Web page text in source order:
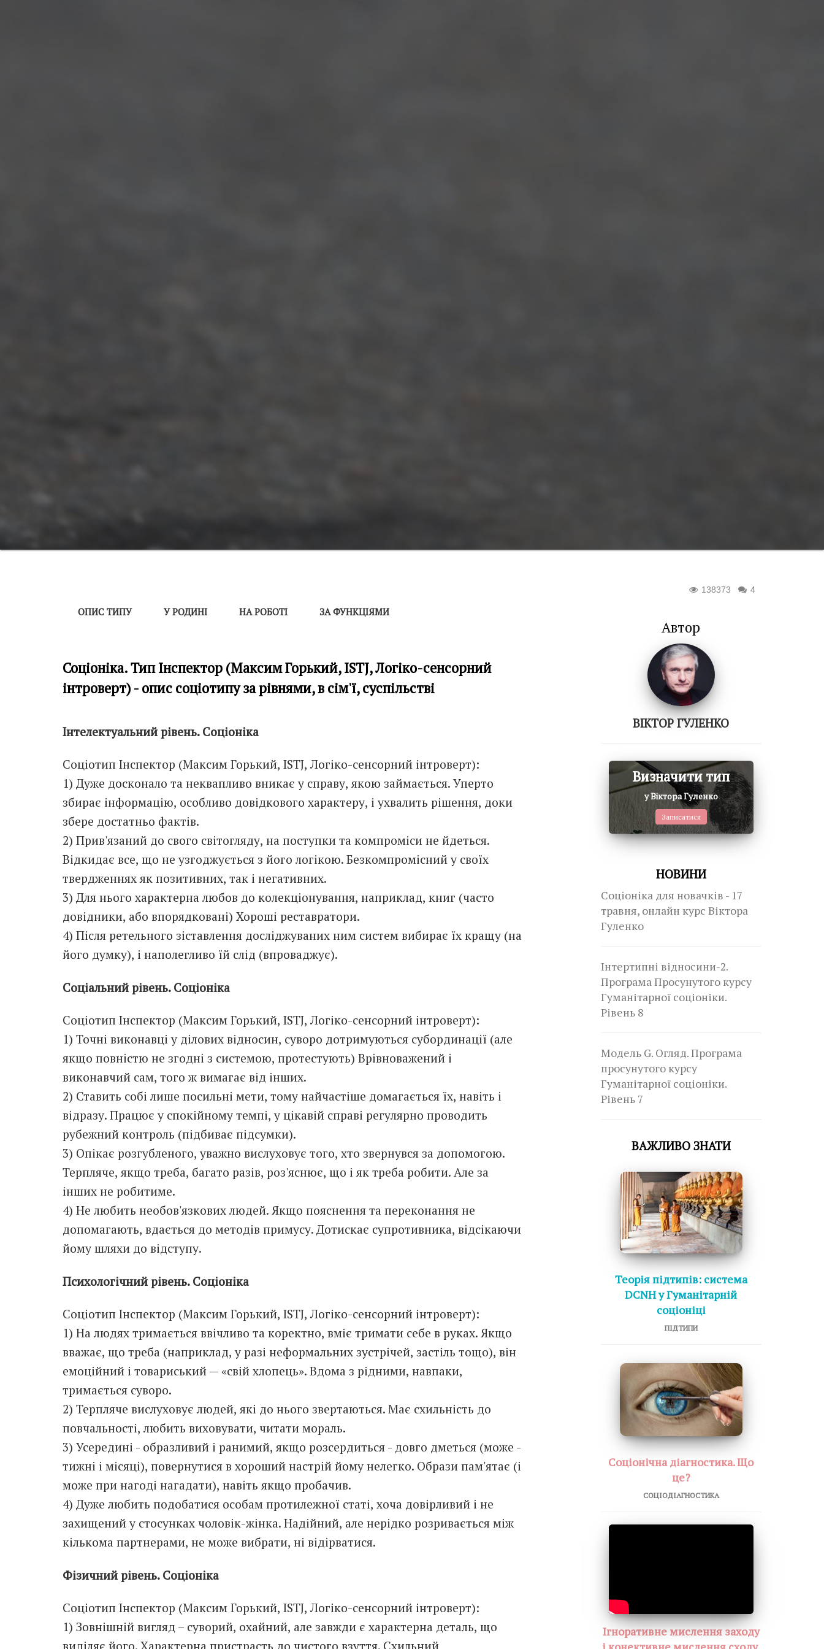
4
138373
ОПИС ТИПУ У РОДИНІ НА РОБОТІ ЗА ФУНКЦІЯМИ
Соціоніка. Тип Інспектор (Максим Горький, ISTJ, Логіко-сенсорний
інтроверт) - опис соціотипу за рівнями, в сім'ї, суспільстві
Інтелектуальний рівень. Соціоніка
Соціотип Інспектор (Максим Горький, ISTJ, Логіко-сенсорний інтроверт):
1) Дуже досконало та неквапливо вникає у справу, якою займається. Уперто
збирає інформацію, особливо довідкового характеру, і ухвалить рішення, доки
збере достатньо фактів.
2) Прив'язаний до свого світогляду, на поступки та компроміси не йдеться.
Відкидає все, що не узгоджується з його логікою. Безкомпромісний у своїх
твердженнях як позитивних, так і негативних.
3) Для нього характерна любов до колекціонування, наприклад, книг (часто
довідники, або впорядковані) Хороші реставратори.
4) Після ретельного зіставлення досліджуваних ним систем вибирає їх кращу (на
його думку), і наполегливо їй слід (впроваджує).
Соціальний рівень. Соціоніка
Соціотип Інспектор (Максим Горький, ISTJ, Логіко-сенсорний інтроверт):
1) Точні виконавці у ділових відносин, суворо дотримуються субординації (але
якщо повністю не згодні з системою, протестують) Врівноважений і
виконавчий сам, того ж вимагає від інших.
2) Ставить собі лише посильні мети, тому найчастіше домагається їх, навіть і
відразу. Працює у спокійному темпі, у цікавій справі регулярно проводить
рубежний контроль (підбиває підсумки).
3) Опікає розгубленого, уважно вислуховує того, хто звернувся за допомогою.
Терпляче, якщо треба, багато разів, роз'яснює, що і як треба робити. Але за
інших не робитиме.
4) Не любить необов'язкових людей. Якщо пояснення та переконання не
допомагають, вдається до методів примусу. Дотискає супротивника, відсікаючи
йому шляхи до відступу.
Психологічний рівень. Соціоніка
Соціотип Інспектор (Максим Горький, ISTJ, Логіко-сенсорний інтроверт):
1) На людях тримається ввічливо та коректно, вміє тримати себе в руках. Якщо
вважає, що треба (наприклад, у разі неформальних зустрічей, застіль тощо), він
емоційний і товариський — «свій хлопець». Вдома з рідними, навпаки,
тримається суворо.
2) Терпляче вислуховує людей, які до нього звертаються. Має схильність до
повчальності, любить виховувати, читати мораль.
3) Усередині - образливий і ранимий, якщо розсердиться - довго дметься (може -
тижні і місяці), повернутися в хороший настрій йому нелегко. Образи пам'ятає (і
може при нагоді нагадати), навіть якщо пробачив.
4) Дуже любить подобатися особам протилежної статі, хоча довірливий і не
захищений у стосунках чоловік-жінка. Надійний, але нерідко розривається між
кількома партнерами, не може вибрати, ні відірватися.
Фізичний рівень. Соціоніка
Соціотип Інспектор (Максим Горький, ISTJ, Логіко-сенсорний інтроверт):
1) Зовнішній вигляд – суворий, охайний, але завжди є характерна деталь, що
Автор
ВІКТОР ГУЛЕНКО
Визначити тип
у Віктора Гуленко
Записатися
НОВИНИ
Соціоніка для новачків - 17
травня, онлайн курс Віктора
Гуленко
Інтертипні відносини-2.
Програма Просунутого курсу
Гуманітарної соціоніки.
Рівень 8
Модель G. Огляд. Програма
просунутого курсу
Гуманітарної соціоніки.
Рівень 7
ВАЖЛИВО ЗНАТИ
Теорія підтипів: система
DCNH у Гуманітарній
соціоніці
ПІДТИПИ
Соціонічна діагностика. Що
це?
СОЦІОДІАГНОСТИКА
Ігноративне мислення заходу